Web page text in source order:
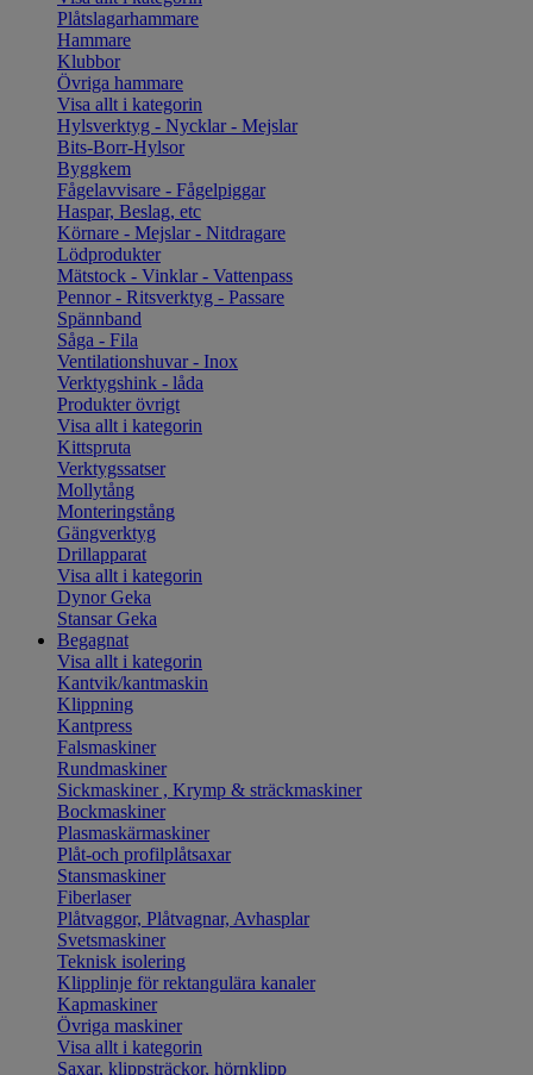
Plåtslagarhammare
Hammare
Klubbor
Övriga hammare
Visa allt i kategorin
Hylsverktyg - Nycklar - Mejslar
Bits-Borr-Hylsor
Byggkem
Fågelavvisare - Fågelpiggar
Haspar, Beslag, etc
Körnare - Mejslar - Nitdragare
Lödprodukter
Mätstock - Vinklar - Vattenpass
Pennor - Ritsverktyg - Passare
Spännband
Såga - Fila
Ventilationshuvar - Inox
Verktygshink - låda
Produkter övrigt
Visa allt i kategorin
Kittspruta
Verktygssatser
Mollytång
Monteringstång
Gängverktyg
Drillapparat
Visa allt i kategorin
Dynor Geka
Stansar Geka
Begagnat
Visa allt i kategorin
Kantvik/kantmaskin
Klippning
Kantpress
Falsmaskiner
Rundmaskiner
Sickmaskiner , Krymp & sträckmaskiner
Bockmaskiner
Plasmaskärmaskiner
Plåt-och profilplåtsaxar
Stansmaskiner
Fiberlaser
Plåtvaggor, Plåtvagnar, Avhasplar
Svetsmaskiner
Teknisk isolering
Klipplinje för rektangulära kanaler
Kapmaskiner
Övriga maskiner
Visa allt i kategorin
Saxar, klippsträckor, hörnklipp